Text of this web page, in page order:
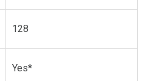
128
Yes*